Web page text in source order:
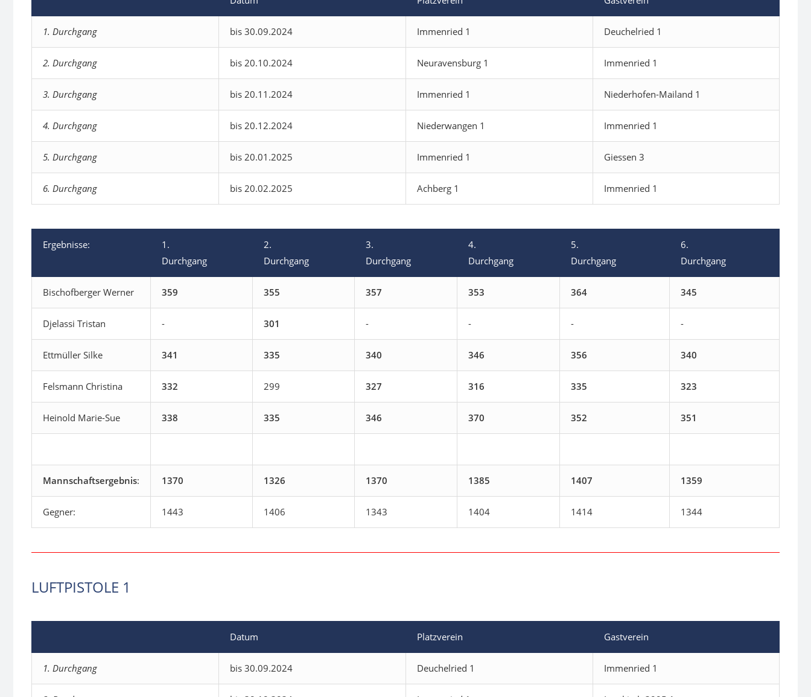
1. Durchgang bis 30.09.2024 Immenried 1 Deuchelried 1
2. Durchgang bis 20.10.2024 Neuravensburg 1 Immenried 1
3. Durchgang bis 20.11.2024 Immenried 1 Niederhofen-Mailand 1
4. Durchgang bis 20.12.2024 Niederwangen 1 Immenried 1
5. Durchgang bis 20.01.2025 Immenried 1 Giessen 3
6. Durchgang bis 20.02.2025 Achberg 1 Immenried 1
Ergebnisse:
1.
Durchgang
2.
Durchgang
3.
Durchgang
4.
Durchgang
5.
Durchgang
6.
Durchgang
Bischofberger Werner 359 355 357 353 364 345
Djelassi Tristan - 301 - - - -
Ettmüller Silke 341 335 340 346 356 340
Felsmann Christina 332 299 327 316 335 323
Heinold Marie-Sue 338 335 346 370 352 351
Mannschaftsergebnis: 1370 1326 1370 1385 1407 1359
Gegner: 1443 1406 1343 1404 1414 1344
LUFTPISTOLE 1
Datum Platzverein Gastverein
1. Durchgang bis 30.09.2024 Deuchelried 1 Immenried 1